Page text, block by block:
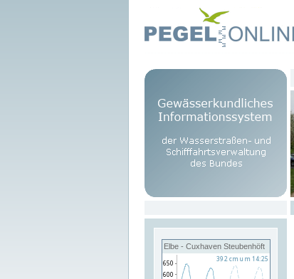
Elbe - Cuxhaven Steubenhöft